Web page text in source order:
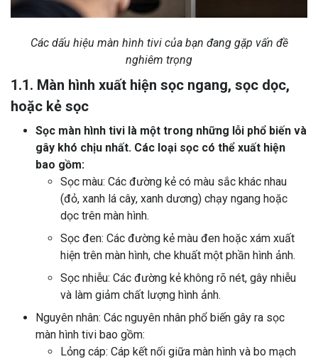
Các dấu hiệu màn hình tivi của bạn đang gặp vấn đề
nghiêm trọng
1.1. Màn hình xuất hiện sọc ngang, sọc dọc,
hoặc kẻ sọc
Sọc màn hình tivi là một trong những lỗi phổ biến và
gây khó chịu nhất. Các loại sọc có thể xuất hiện
bao gồm:
Sọc màu: Các đường kẻ có màu sắc khác nhau
(đỏ, xanh lá cây, xanh dương) chạy ngang hoặc
dọc trên màn hình.
Sọc đen: Các đường kẻ màu đen hoặc xám xuất
hiện trên màn hình, che khuất một phần hình ảnh.
Sọc nhiễu: Các đường kẻ không rõ nét, gây nhiễu
và làm giảm chất lượng hình ảnh.
Nguyên nhân: Các nguyên nhân phổ biến gây ra sọc
màn hình tivi bao gồm:
Lỏng cáp: Cáp kết nối giữa màn hình và bo mạch